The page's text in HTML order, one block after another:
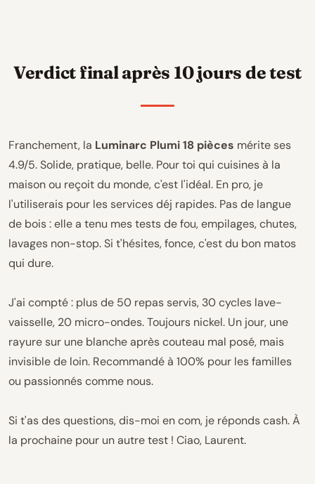
Verdict final après 10 jours de test
Franchement, la Luminarc Plumi 18 pièces mérite ses
4.9/5. Solide, pratique, belle. Pour toi qui cuisines à la
maison ou reçoit du monde, c'est l'idéal. En pro, je
l'utiliserais pour les services déj rapides. Pas de langue
de bois : elle a tenu mes tests de fou, empilages, chutes,
lavages non-stop. Si t'hésites, fonce, c'est du bon matos
qui dure.
J'ai compté : plus de 50 repas servis, 30 cycles lave-
vaisselle, 20 micro-ondes. Toujours nickel. Un jour, une
rayure sur une blanche après couteau mal posé, mais
invisible de loin. Recommandé à 100% pour les familles
ou passionnés comme nous.
Si t'as des questions, dis-moi en com, je réponds cash. À
la prochaine pour un autre test ! Ciao, Laurent.